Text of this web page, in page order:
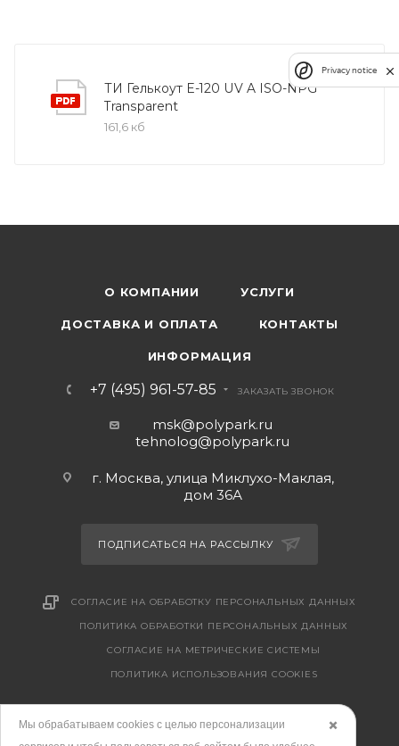
ТИ Гелькоут E-120 UV A ISO-NPG
Transparent
161,6 кб
О КОМПАНИИ УСЛУГИ
ДОСТАВКА И ОПЛАТА КОНТАКТЫ
ИНФОРМАЦИЯ
+7 (495) 961-57-85 ЗАКАЗАТЬ ЗВОНОК
msk@polypark.ru
tehnolog@polypark.ru
г. Москва, улица Миклухо-Маклая,
дом 36А
ПОДПИСАТЬСЯ НА РАССЫЛКУ
СОГЛАСИЕ НА ОБРАБОТКУ ПЕРСОНАЛЬНЫХ ДАННЫХ
ПОЛИТИКА ОБРАБОТКИ ПЕРСОНАЛЬНЫХ ДАННЫХ
CОГЛАСИЕ НА МЕТРИЧЕСКИЕ СИСТЕМЫ
ПОЛИТИКА ИСПОЛЬЗОВАНИЯ COOKIES
✖️
Мы обрабатываем cookies с целью персонализации
Privacy notice